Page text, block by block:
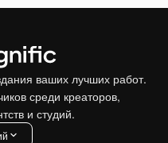
ваших лучших работ.
среди креаторов,
и студий.